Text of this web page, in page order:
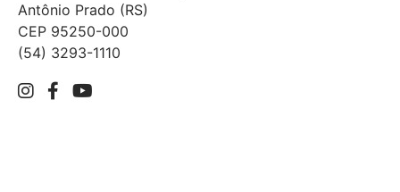
Antônio Prado (RS)
CEP 95250-000
(54) 3293-1110